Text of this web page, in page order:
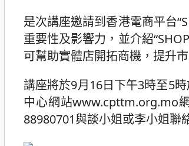
是次講座邀請到香港電商平台
重要性及影響力，並介紹
可幫助實體店開拓商機，提升
講座將於9月16日下午3時至5
中心網站www.cpttm.org.mo
88980701與談小姐或李小姐聯